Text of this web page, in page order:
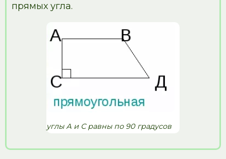
прямых угла.
углы А и С равны по 90 градусов